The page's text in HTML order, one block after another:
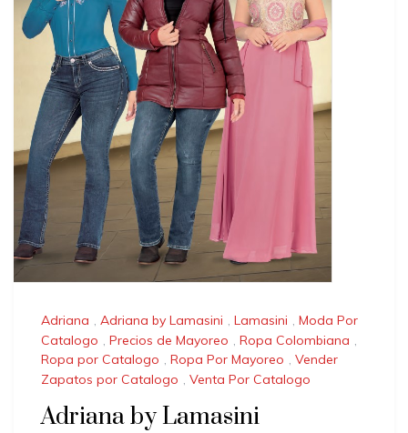
Adriana , Adriana by Lamasini , Lamasini , Moda Por
Catalogo , Precios de Mayoreo , Ropa Colombiana ,
Ropa por Catalogo , Ropa Por Mayoreo , Vender
Zapatos por Catalogo , Venta Por Catalogo
Adriana by Lamasini